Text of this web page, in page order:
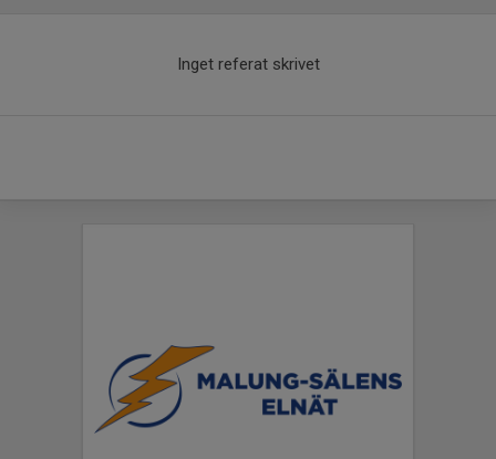
Inget referat skrivet